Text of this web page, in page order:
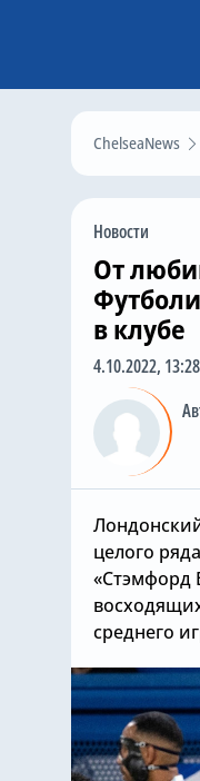
ChelseaNews
Новости
От
в клубе
4.10.2022, 13:28
целого
«Стэмфорд
среднего